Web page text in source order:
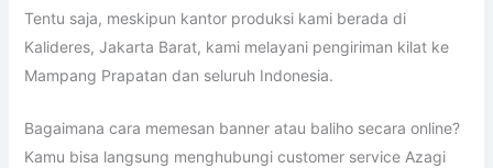
Tentu saja, meskipun kantor produksi kami berada di
Kalideres, Jakarta Barat, kami melayani pengiriman kilat ke
Mampang Prapatan dan seluruh Indonesia.
Bagaimana cara memesan banner atau baliho secara online?
Kamu bisa langsung menghubungi customer service Azagi